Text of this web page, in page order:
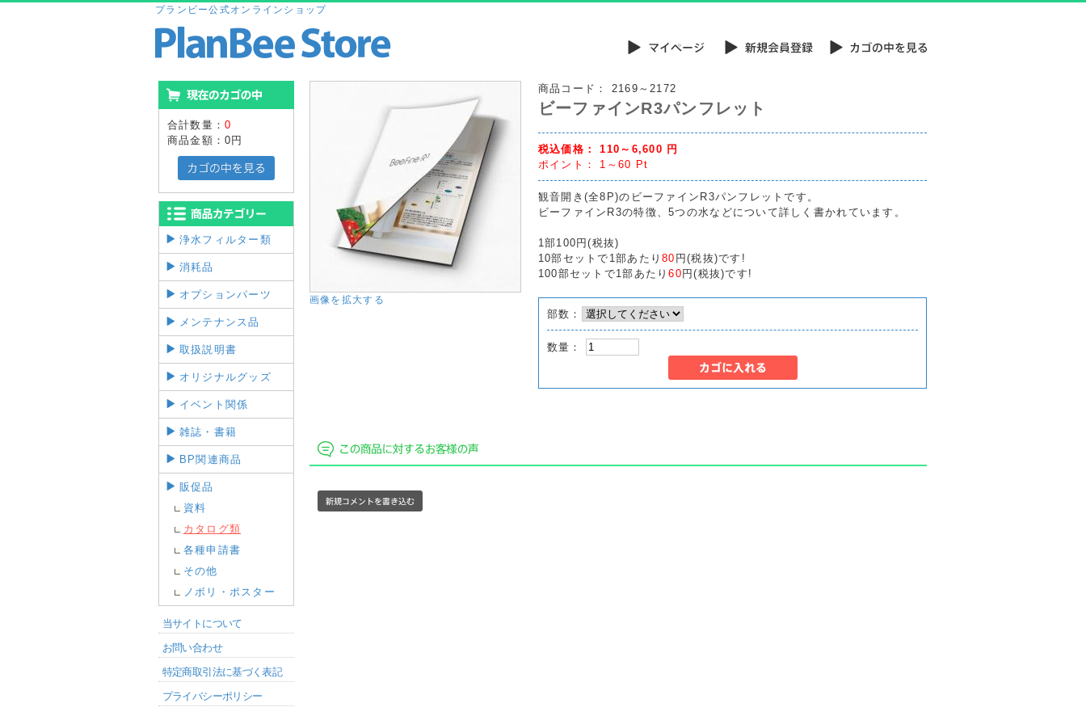
プランビー公式オンラインショップ
合計数量：0
商品金額：0円
浄水フィルター類
消耗品
オプションパーツ
メンテナンス品
取扱説明書
オリジナルグッズ
イベント関係
雑誌・書籍
BP関連商品
販促品
資料
カタログ類
各種申請書
その他
ノボリ・ポスター
当サイトについて
お問い合わせ
特定商取引法に基づく表記
プライバシーポリシー
画像を拡大する
商品コード： 2169～2172
ビーファインR3パンフレット
税込価格： 110～6,600 円
ポイント： 1～60 Pt
観音開き(全8P)のビーファインR3パンフレットです。
ビーファインR3の特徴、5つの水などについて詳しく書かれています。
1部100円(税抜)
10部セットで1部あたり80 円(税抜)です!
100部セットで1部あたり60 円(税抜)です!
部数：
数量：